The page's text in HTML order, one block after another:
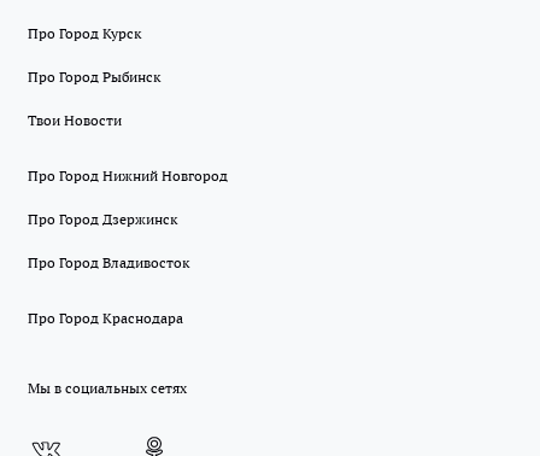
Про Город Курск
Про Город Рыбинск
Твои Новости
Про Город Нижний Новгород
Про Город Дзержинск
Про Город Владивосток
Про Город Краснодара
Мы в социальных сетях